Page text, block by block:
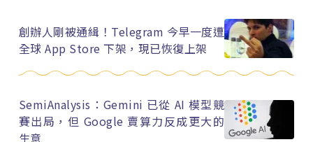
創辦人剛被通緝！Telegram 今早一度遭
全球 App Store 下架，現已恢復上架
SemiAnalysis：Gemini 已從 AI 模型競
賽出局，但 Google 賣算力反成更大的
生意